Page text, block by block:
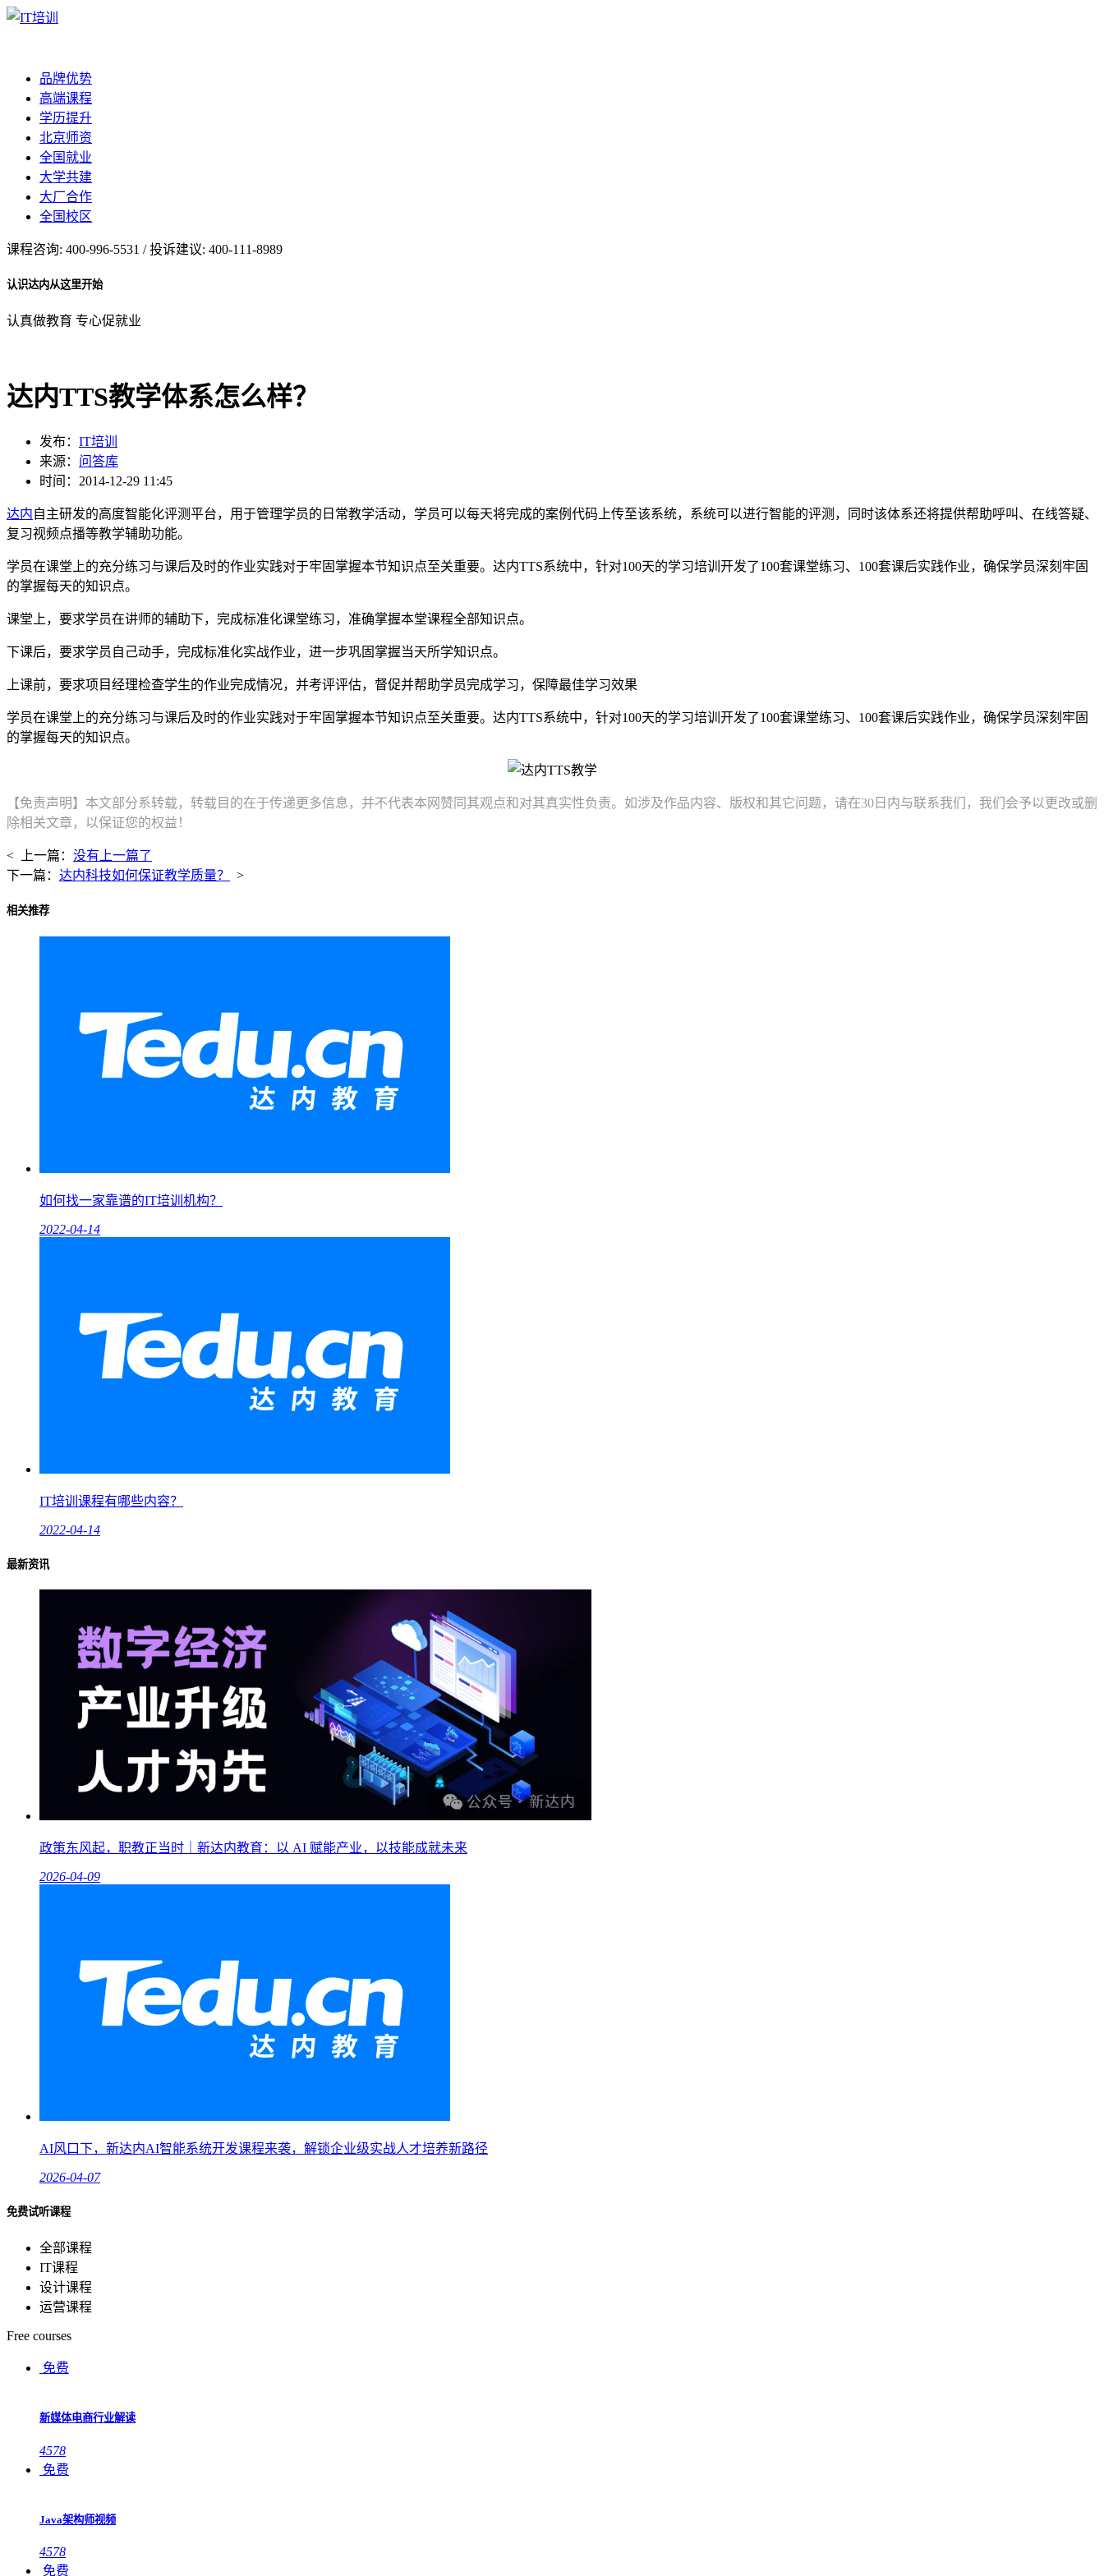
品牌优势
高端课程
学历提升
北京师资
全国就业
大学共建
大厂合作
全国校区
课程咨询: 400-996-5531 / 投诉建议: 400-111-8989
认识达内从这里开始
认真做教育 专心促就业
达内TTS教学体系怎么样？
发布： IT培训
来源： 问答库
时间：2014-12-29 11:45
达内自主研发的高度智能化评测平台，用于管理学员的日常教学活动，学员可以每天将完成的案例代码上传至该系统，系统可以进行智能的评测，同时该体系还将提供帮助呼叫、在线答疑、
复习视频点播等教学辅助功能。
学员在课堂上的充分练习与课后及时的作业实践对于牢固掌握本节知识点至关重要。达内TTS系统中，针对100天的学习培训开发了100套课堂练习、100套课后实践作业，确保学员深刻牢固
的掌握每天的知识点。
课堂上，要求学员在讲师的辅助下，完成标准化课堂练习，准确掌握本堂课程全部知识点。
下课后，要求学员自己动手，完成标准化实战作业，进一步巩固掌握当天所学知识点。
上课前，要求项目经理检查学生的作业完成情况，并考评评估，督促并帮助学员完成学习，保障最佳学习效果
学员在课堂上的充分练习与课后及时的作业实践对于牢固掌握本节知识点至关重要。达内TTS系统中，针对100天的学习培训开发了100套课堂练习、100套课后实践作业，确保学员深刻牢固
的掌握每天的知识点。
【免责声明】本文部分系转载，转载目的在于传递更多信息，并不代表本网赞同其观点和对其真实性负责。如涉及作品内容、版权和其它问题，请在30日内与联系我们，我们会予以更改或删
除相关文章，以保证您的权益！
< 上一篇： 没有上一篇了
下一篇： 达内科技如何保证教学质量？ >
相关推荐
如何找一家靠谱的IT培训机构？
2022-04-14
IT培训课程有哪些内容？
2022-04-14
最新资讯
政策东风起，职教正当时｜新达内教育：以 AI 赋能产业，以技能成就未来
2026-04-09
AI风口下，新达内AI智能系统开发课程来袭，解锁企业级实战人才培养新路径
2026-04-07
免费试听课程
全部课程
IT课程
设计课程
运营课程
Free courses
免费
新媒体电商行业解读
4578
免费
Java架构师视频
4578
免费